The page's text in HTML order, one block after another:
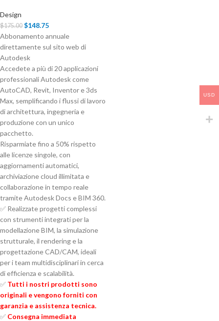
Design
$175.00 $148.75
Abbonamento annuale
direttamente sul sito web di
Autodesk
Accedete a più di 20 applicazioni
professionali Autodesk come
AutoCAD, Revit, Inventor e 3ds
Max, semplificando i flussi di lavoro
di architettura, ingegneria e
produzione con un unico
pacchetto.
Risparmiate fino a 50% rispetto
alle licenze singole, con
aggiornamenti automatici,
archiviazione cloud illimitata e
collaborazione in tempo reale
tramite Autodesk Docs e BIM 360.
✅ Realizzate progetti complessi
con strumenti integrati per la
modellazione BIM, la simulazione
strutturale, il rendering e la
progettazione CAD/CAM, ideali
per i team multidisciplinari in cerca
di efficienza e scalabilità.
✅ Tutti i nostri prodotti sono
originali e vengono forniti con
garanzia e assistenza tecnica.
✅ Consegna immediata
USD